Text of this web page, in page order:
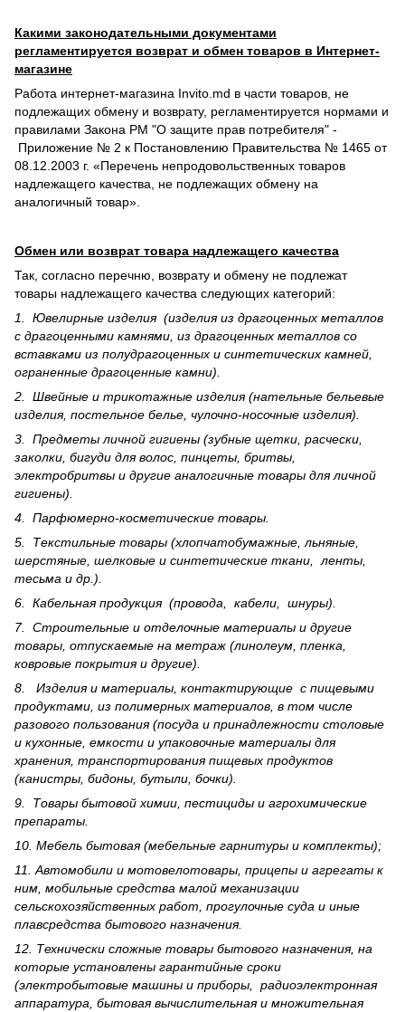
Какими законодательными документами
регламентируется возврат и обмен товаров в Интернет-
магазине
Работа интернет-магазина Invito.md в части товаров, не
подлежащих обмену и возврату, регламентируется нормами и
правилами Закона РМ "О защите прав потребителя" -
Приложение № 2 к Постановлению Правительства № 1465 от
08.12.2003 г. «Перечень непродовольственных товаров
надлежащего качества, не подлежащих обмену на
аналогичный товар».
Обмен или возврат товара надлежащего качества
Так, согласно перечню, возврату и обмену не подлежат
товары надлежащего качества следующих категорий:
1. Ювелирные изделия (изделия из драгоценных металлов
с драгоценными камнями, из драгоценных металлов со
вставками из полудрагоценных и синте­тических камней,
ограненные драгоценные камни).
2. Швейные и трикотажные изделия (нательные бельевые
изделия, постельное белье, чулочно-носочные изделия).
3. Предметы личной гигиены (зубные щетки, расчески,
заколки, бигуди для волос, пинцеты, бритвы,
электробритвы и другие аналогичные товары для личной
гигиены).
4. Парфюмерно-косметические товары.
5. Текстильные товары (хлопчатобумажные, льняные,
шерс­тя­ные, шелковые и синтетические ткани, ленты,
тесьма и др.).
6. Кабельная продукция (провода, кабели, шнуры).
7. Строительные и отделочные материалы и другие
товары, отпускаемые на метраж (линолеум, пленка,
ковровые покрытия и другие).
8. Изделия и материалы, контактирующие с пищевыми
продуктами, из полимерных материалов, в том числе
разового пользования (посуда и принадлежности столовые
и кухонные, емкости и упаковочные материалы для
хранения, транспортирования пищевых продуктов
(канистры, бидоны, бутыли, бочки).
9. Товары бытовой химии, пестициды и агрохи­мические
препараты.
10. Мебель бытовая (мебельные гарнитуры и комплекты);
11. Автомобили и мотовелотовары, прицепы и агрегаты к
ним, мобильные средства малой механизации
сельскохозяйственных работ, прогулочные суда и иные
плавсредства бытового назначения.
12. Технически сложные товары бытового назна­чения, на
которые установлены гарантийные сроки
(электробытовые машины и приборы, радиоэлектронная
аппаратура, бытовая вычислительная и множительная